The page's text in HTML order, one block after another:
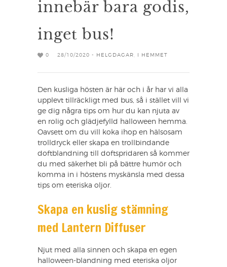
innebär bara godis,
inget bus!
0 28/10/2020 - HELGDAGAR I HEMMET
Den kusliga hösten är här och i år har vi alla
upplevt tillräckligt med bus, så i stället vill vi
ge dig några tips om hur du kan njuta av
en rolig och glädjefylld halloween hemma.
Oavsett om du vill koka ihop en hälsosam
trolldryck eller skapa en trollbindande
doftblandning till doftspridaren så kommer
du med säkerhet bli på bättre humör och
komma in i höstens myskänsla med dessa
tips om eteriska oljor.
Skapa en kuslig stämning
med Lantern Diffuser
Njut med alla sinnen och skapa en egen
halloween-blandning med eteriska oljor